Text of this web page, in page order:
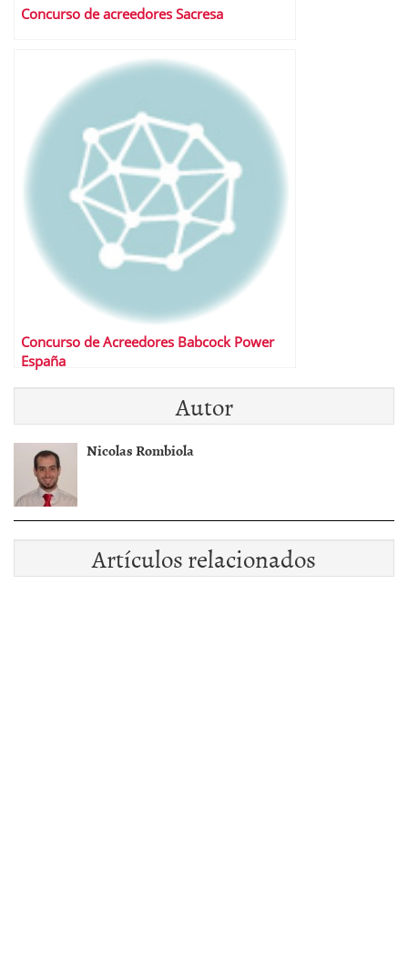
Concurso de acreedores Sacresa
Concurso de Acreedores Babcock Power
España
Autor
Nicolas Rombiola
Artículos relacionados